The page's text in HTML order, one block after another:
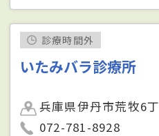
診療時間外
いたみバラ診療所
兵庫県伊丹市荒牧6
072-781-8928